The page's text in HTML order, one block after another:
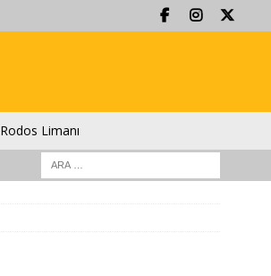
Rodos Limanı